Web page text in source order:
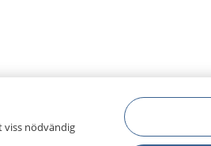
viss nödvändig